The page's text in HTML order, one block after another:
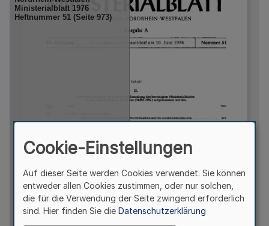
Cookie-Einstellungen
Auf dieser Seite werden Cookies verwendet. Sie können
entweder allen Cookies zustimmen, oder nur solchen,
die für die Verwendung der Seite zwingend erforderlich
sind. Hier finden Sie die Datenschutzerklärung